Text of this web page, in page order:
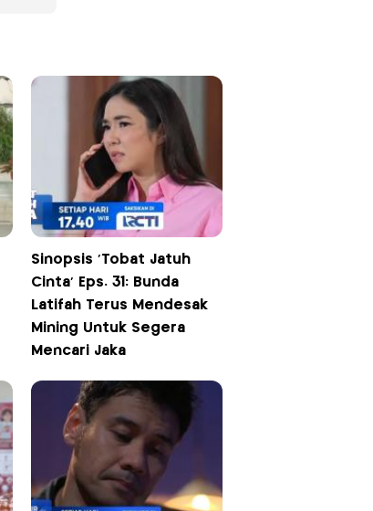
Sinopsis 'Tobat Jatuh
Cinta' Eps. 31: Bunda
Latifah Terus Mendesak
Mining Untuk Segera
Mencari Jaka